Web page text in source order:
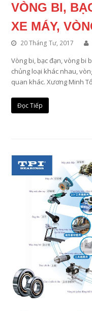
VÒNG BI,
XE MÁY,
20 Tháng Tư, 2017
Vòng bi, bạc đạn, vòng bi
chủng loại khác nhau,
quan khác. Xương Minh
Đọc Tiếp